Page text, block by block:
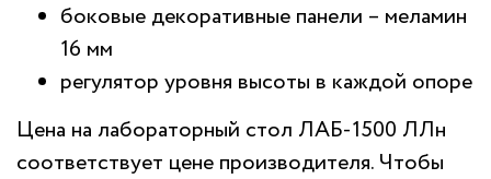
боковые декоративные панели – меламин
16 мм
регулятор уровня высоты в каждой опоре
Цена на лабораторный стол ЛАБ-1500 ЛЛн
соответствует цене производителя. Чтобы